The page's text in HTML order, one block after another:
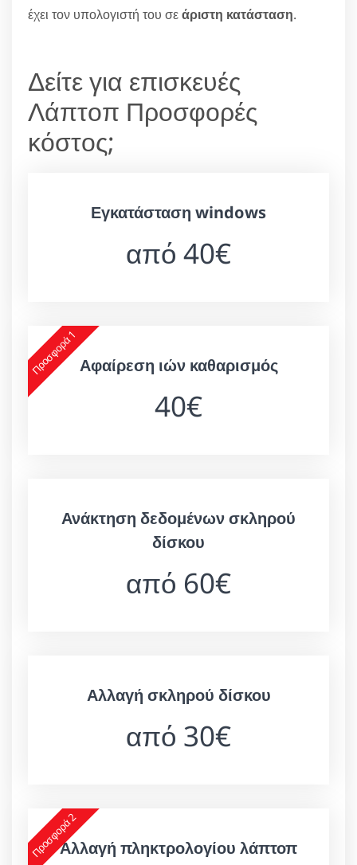
έχει τον υπολογιστή του σεάριστη κατάσταση.
Δείτε για επισκευές
Λάπτοπ Προσφορές
κόστος;
Εγκατάσταση windows
από 40€
Προσφορά 1Αφαίρεση ιών καθαρισμός
40€
Ανάκτηση δεδομένων σκληρού
δίσκου
από 60€
Αλλαγή σκληρού δίσκου
από 30€
Προσφορά 2Αλλαγή πληκτρολογίου λάπτοπ